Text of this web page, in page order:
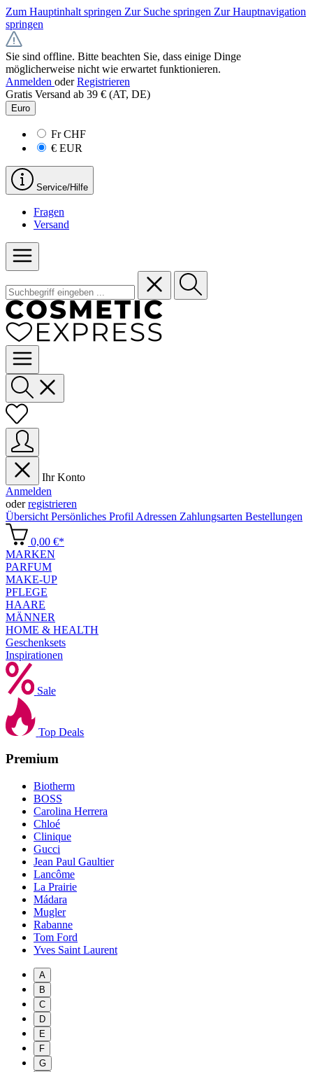
Zum Hauptinhalt springen Zur Suche springen Zur Hauptnavigation
springen
Sie sind offline. Bitte beachten Sie, dass einige Dinge
möglicherweise nicht wie erwartet funktionieren.
Anmelden oder Registrieren
Gratis Versand ab 39 € (AT, DE)
Euro
FrCHF
€ EUR
Service/Hilfe
Fragen
Versand
Ihr Konto
Anmelden
oderregistrieren
Übersicht Persönliches Profil Adressen Zahlungsarten Bestellungen
0,00 €*
MARKEN
PARFUM
MAKE-UP
PFLEGE
HAARE
MÄNNER
HOME & HEALTH
Geschenksets
Inspirationen
Sale
Top Deals
Premium
Biotherm
BOSS
Carolina Herrera
Chloé
Clinique
Gucci
Jean Paul Gaultier
Lancôme
La Prairie
Mádara
Mugler
Rabanne
Tom Ford
Yves Saint Laurent
A
B
C
D
E
F
G